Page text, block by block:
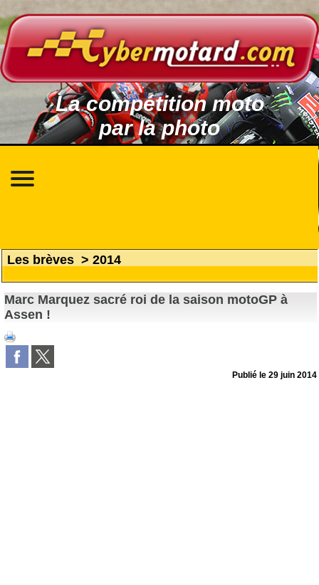
La compétition moto
par la photo
Les brèves > 2014
Marc Marquez sacré roi de la saison motoGP à
Assen !
Publié le29 juin 2014